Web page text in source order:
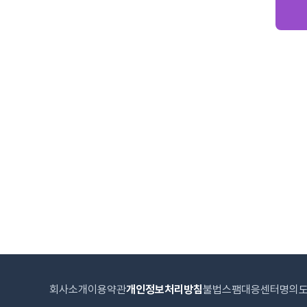
회사소개 이용약관개인정보처리방침불법스팸대응센터 명의